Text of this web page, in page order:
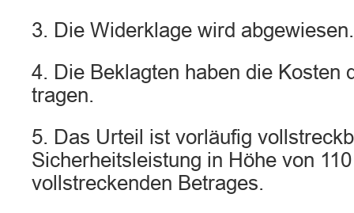
3. Die Widerklage wird abgewiesen.
4. Die Beklagten haben die Kosten
tragen.
5. Das Urteil ist vorläufig
Sicherheitsleistung in Höhe von
vollstreckenden Betrages.